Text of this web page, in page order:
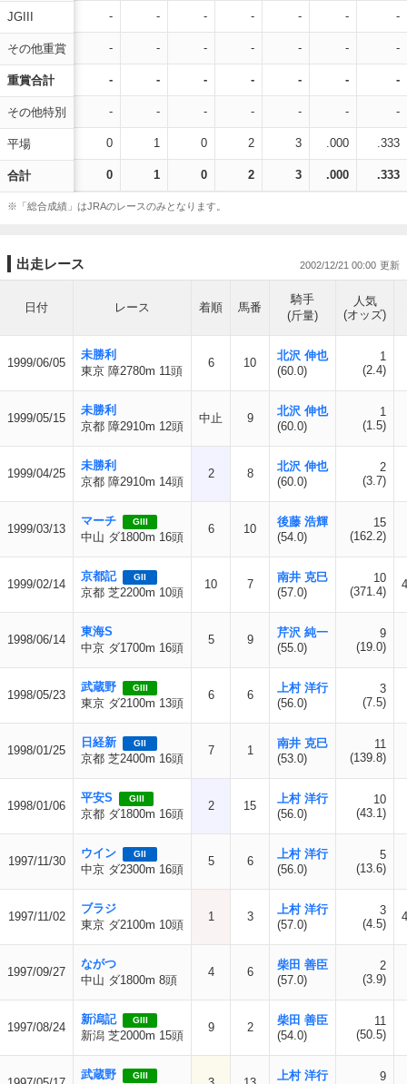
JGIII
その他重賞
重賞合計
その他特別
平場
合計
- - - - - - -
- - - - - - -
- - - - - - -
- - - - - - -
0 1 0 2 3 .000 .333
0 1 0 2 3 .000 .333
※「総合成績」はJRAのレースのみとなります。
出走レース 2002/12/21 00:00
日付 レース 着順 馬番
騎手
(斤量)
人気
(オッズ)
1999/06/05
未勝利
東京 障2780m 11頭
6 10
北沢 伸也
(60.0)
1
(2.4)
1999/05/15
未勝利
京都 障2910m 12頭
中止 9
北沢 伸也
(60.0)
1
(1.5)
1999/04/25
未勝利
京都 障2910m 14頭
2 8
北沢 伸也
(60.0)
2
(3.7)
1999/03/13
マーチ GIII
中山 ダ1800m 16頭
6 10
後藤 浩輝
(54.0)
15
(162.2)
1999/02/14
京都記 GII
京都 芝2200m 10頭
10 7
南井 克巳
(57.0)
10
(371.4)
1998/06/14
東海S
中京 ダ1700m 16頭
5 9
芹沢 純一
(55.0)
9
(19.0)
1998/05/23
武蔵野 GIII
東京 ダ2100m 13頭
6 6
上村 洋行
(56.0)
3
(7.5)
1998/01/25
日経新 GII
京都 芝2400m 16頭
7 1
南井 克巳
(53.0)
11
(139.8)
1998/01/06
平安S GIII
京都 ダ1800m 16頭
2 15
上村 洋行
(56.0)
10
(43.1)
1997/11/30
ウイン GII
中京 ダ2300m 16頭
5 6
上村 洋行
(56.0)
5
(13.6)
1997/11/02
ブラジ
東京 ダ2100m 10頭
1 3
上村 洋行
(57.0)
3
(4.5)
1997/09/27
ながつ
中山 ダ1800m 8頭
4 6
柴田 善臣
(57.0)
2
(3.9)
1997/08/24
新潟記 GIII
新潟 芝2000m 15頭
9 2
柴田 善臣
(54.0)
11
(50.5)
武蔵野 GIII 上村 洋行
9